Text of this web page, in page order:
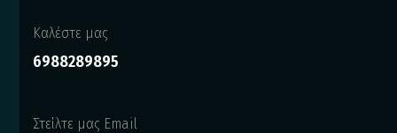
Καλέστε μας
6988289895
Στείλτε μας Email